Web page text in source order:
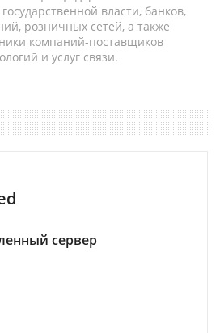
власти, банков,
розничных сетей, а также
компаний-поставщиков
и услуг связи.
сервер